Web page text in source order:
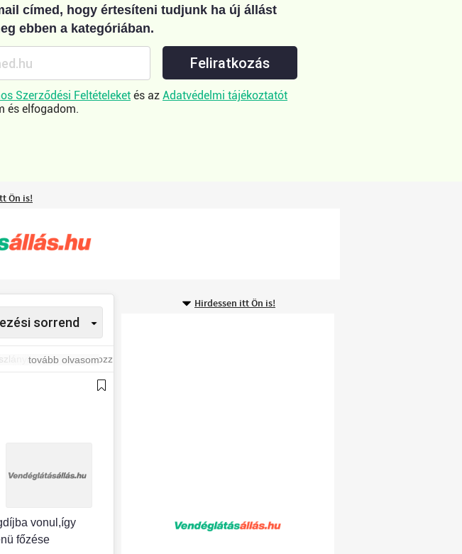
címed, hogy értesíteni tudjunk ha új állást
ebben a kategóriában.
Feliratkozás
Szerződési Feltételeket és az Adatvédelmi tájékoztatót
és elfogadom.
Ön is!
állásokért iratkozz
tovább olvasom
vonul,így
főzése
Hirdessen itt Ön is!